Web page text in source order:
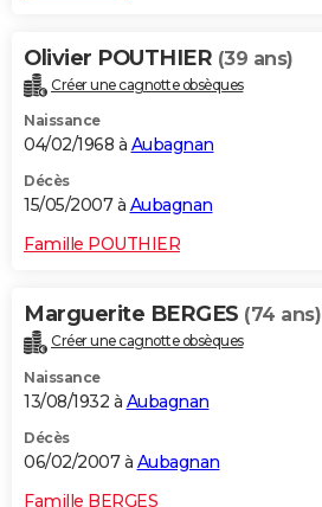
Olivier POUTHIER (39 ans)
Créer une cagnotte obsèques
Naissance
04/02/1968 à Aubagnan
Décès
15/05/2007 à Aubagnan
Famille POUTHIER
Marguerite BERGES (74 ans)
Créer une cagnotte obsèques
Naissance
13/08/1932 à Aubagnan
Décès
06/02/2007 à Aubagnan
Famille BERGES